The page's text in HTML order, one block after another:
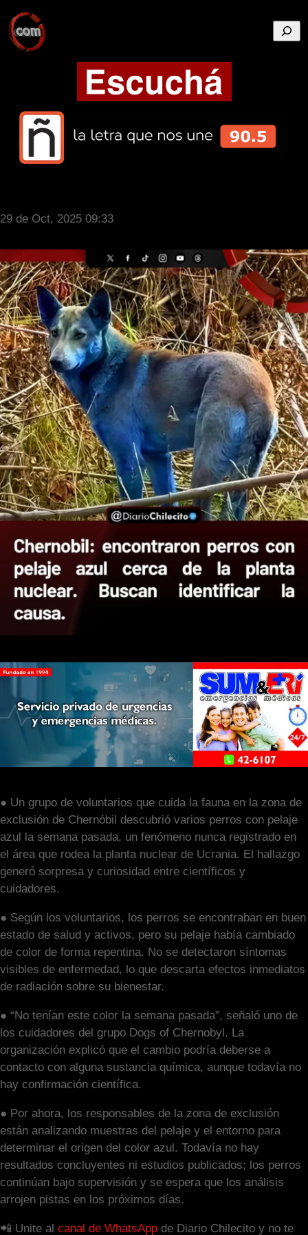
29 de Oct, 2025 09:33
● Un grupo de voluntarios que cuida la fauna en la zona de
exclusión de Chernóbil descubrió varios perros con pelaje
azul la semana pasada, un fenómeno nunca registrado en
el área que rodea la planta nuclear de Ucrania. El hallazgo
generó sorpresa y curiosidad entre científicos y
cuidadores.
● Según los voluntarios, los perros se encontraban en buen
estado de salud y activos, pero su pelaje había cambiado
de color de forma repentina. No se detectaron síntomas
visibles de enfermedad, lo que descarta efectos inmediatos
de radiación sobre su bienestar.
● “No tenían este color la semana pasada”, señaló uno de
los cuidadores del grupo Dogs of Chernobyl. La
organización explicó que el cambio podría deberse a
contacto con alguna sustancia química, aunque todavía no
hay confirmación científica.
● Por ahora, los responsables de la zona de exclusión
están analizando muestras del pelaje y el entorno para
determinar el origen del color azul. Todavía no hay
resultados concluyentes ni estudios publicados; los perros
continúan bajo supervisión y se espera que los análisis
arrojen pistas en los próximos días.
📲 Unite al canal de WhatsApp de Diario Chilecito y no te